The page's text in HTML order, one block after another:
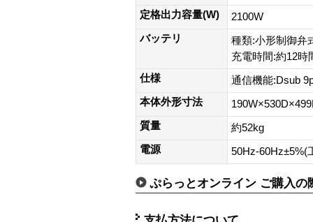
定格出力容量(W)
2100W
バッテリ
種類:小形制御弁
充電時間:約12時
仕様
通信機能:Dsub
本体外形寸法
質量
約52kg
電源
50Hz-60Hz±5%(
ぷらっとオンライン ご購入の